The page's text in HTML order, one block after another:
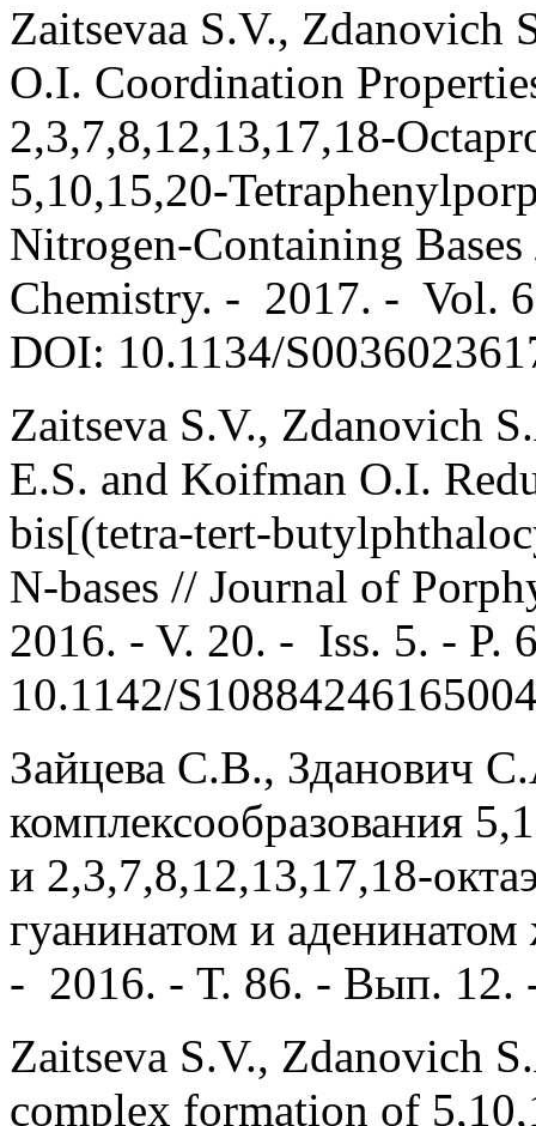
Zaitsevaa S.V.,
O.I. Coordination
2,3,7,8,12,13,17,18-
5,10,15,20-
Nitrogen-Containing
Chemistry. - 2017. - Vol.
DOI: 10.1134/
Zaitseva S.V., Zdanovich
E.S. and Koifman O.I.
bis[(tetra-tert-
N-bases // Journal of
2016. - V. 20. - Iss. 5. - P.
10.1142/
Зайцева С.В., Зданович
комплексообразования
и 2,3,7,8,12,13,17,18-
гуанинатом и
- 2016. - Т. 86. - Вып. 12.
Zaitseva S.V., Zdanovich
complex formation of